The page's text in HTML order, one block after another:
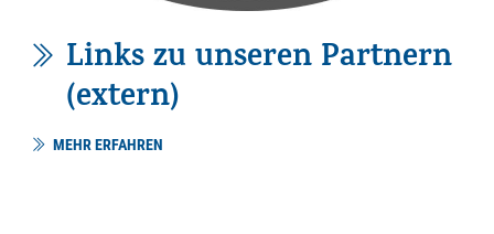
Links zu unseren Partnern
(extern)
MEHR ERFAHREN